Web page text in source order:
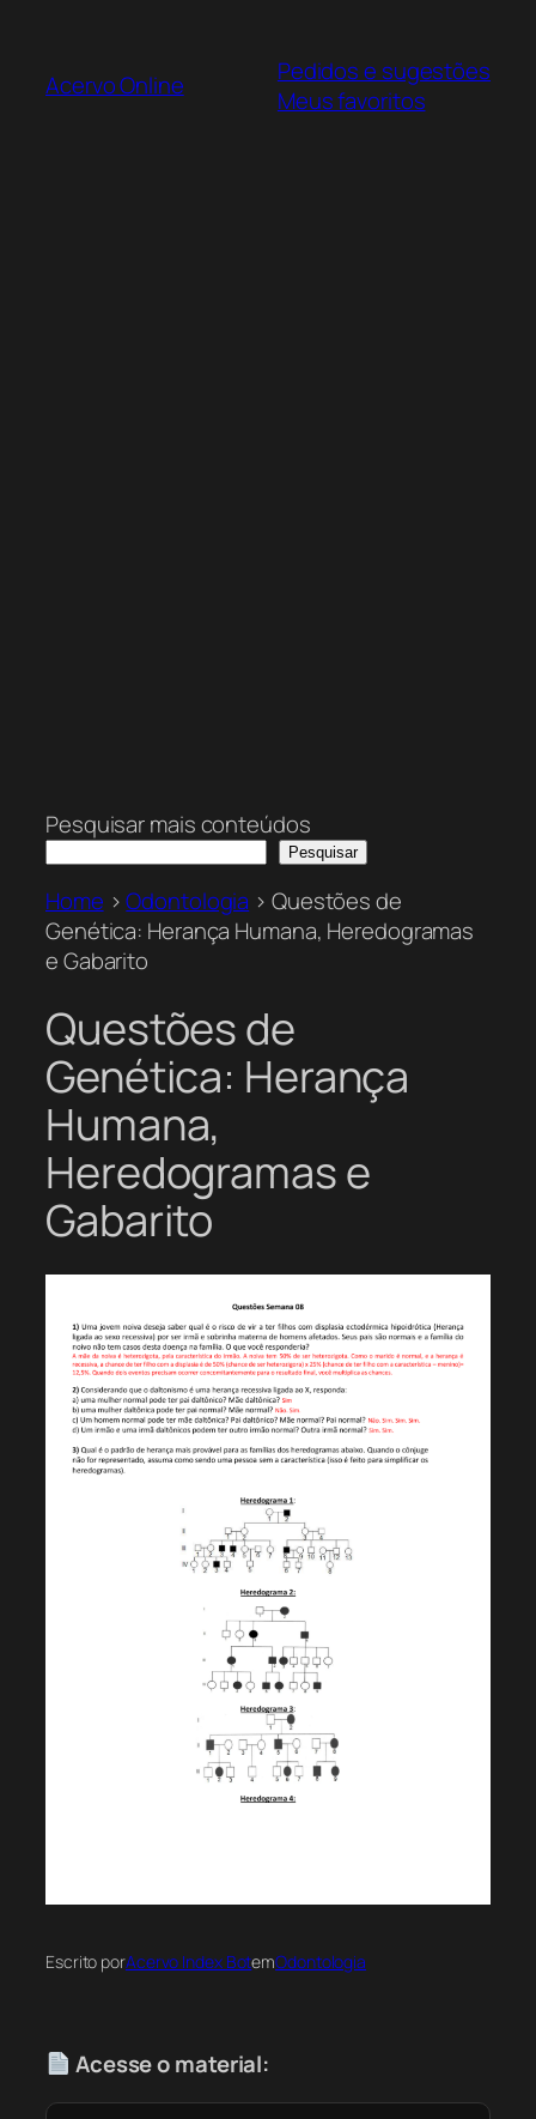
Acervo Online
Pedidos e sugestões
Meus favoritos
Pesquisar mais conteúdos
Pesquisar
Home >Odontologia > Questões de
Genética: Herança Humana, Heredogramas
e Gabarito
Questões de
Genética: Herança
Humana,
Heredogramas e
Gabarito
Escrito porAcervo Index BotemOdontologia
Acesse o material: